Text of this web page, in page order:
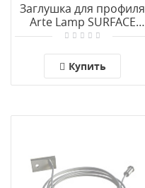
Заглушка для профиля
Arte Lamp SURFACE
A161606E
Купить